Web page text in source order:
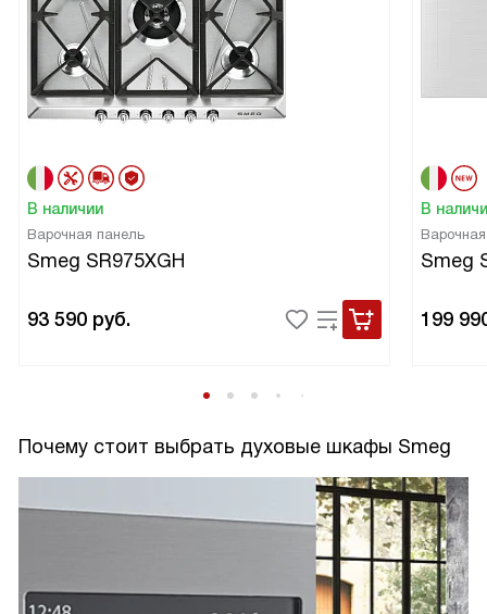
В наличии
Варочная панель
Smeg SR975XGH
93 590 руб.
В
Smeg
199
Почему стоит выбрать духовые шкафы Smeg